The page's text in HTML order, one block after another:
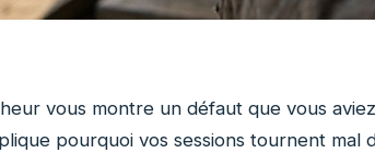
vous montre un défaut que vous
pourquoi vos sessions tournent